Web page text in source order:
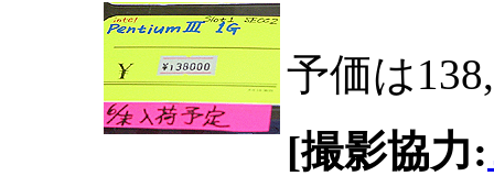
予価は
[撮影協力: